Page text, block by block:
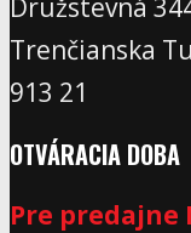
Družstevná
Trenčianska
913 21
OTVÁRACIA DOBA
Pre predajne